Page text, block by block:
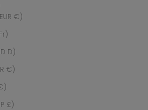
€)
D)
€)
£)